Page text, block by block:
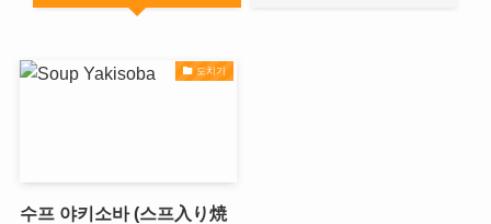
도치기
수프 야키소바 (스프入り焼